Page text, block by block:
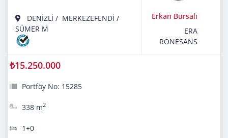
DENİZLİ / MERKEZEFENDİ /
SÜMER M
Erkan Bursalı
ERA
RÖNESANS
₺15.250.000
Portföy No: 15285
338 m2
1+0